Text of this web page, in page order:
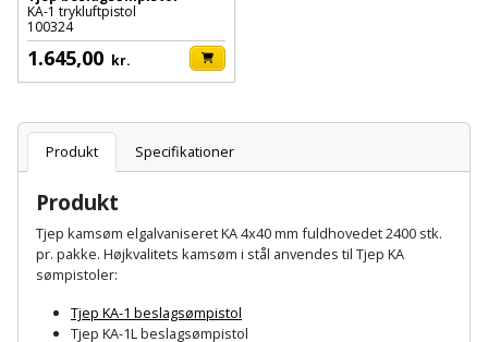
terrassebrædder
Lecablokke
fundablokke
Lofter
Lofttrapper
Murbinder
Murpap
Høvl
Kloakrenser
Kniv
og
hobbykniv
Koben
Detektor
Diamantskæremaskine
Diamantslibertilbehør
Dykkerpistol
Dyksav
Excentersliber
Robotplæneklipper
Robotplæneklipper
tilbehør
Vandpumpe
Vertikalskærer
mosfjerner
Vinduesvasker
Drivhustilbehør
Elartikler
til
hus
og
have
Fuglefoderhus
Garderobe
KA-1 trykluftpistol
100324
1.645,00 kr.
Produkt Specifikationer
Produkt
Tjep kamsøm elgalvaniseret KA 4x40 mm fuldhovedet 2400 stk.
pr. pakke. Højkvalitets kamsøm i stål anvendes til Tjep KA
sømpistoler:
Tjep KA-1 beslagsømpistol
Tjep KA-1L beslagsømpistol